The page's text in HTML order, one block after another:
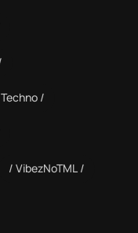
Techno
VibezNoTML